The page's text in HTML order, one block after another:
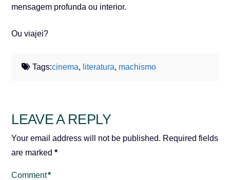
mensagem profunda ou interior.
Ou viajei?
Tags:cinema, literatura, machismo
LEAVE A REPLY
Your email address will not be published. Required fields
are marked*
Comment*